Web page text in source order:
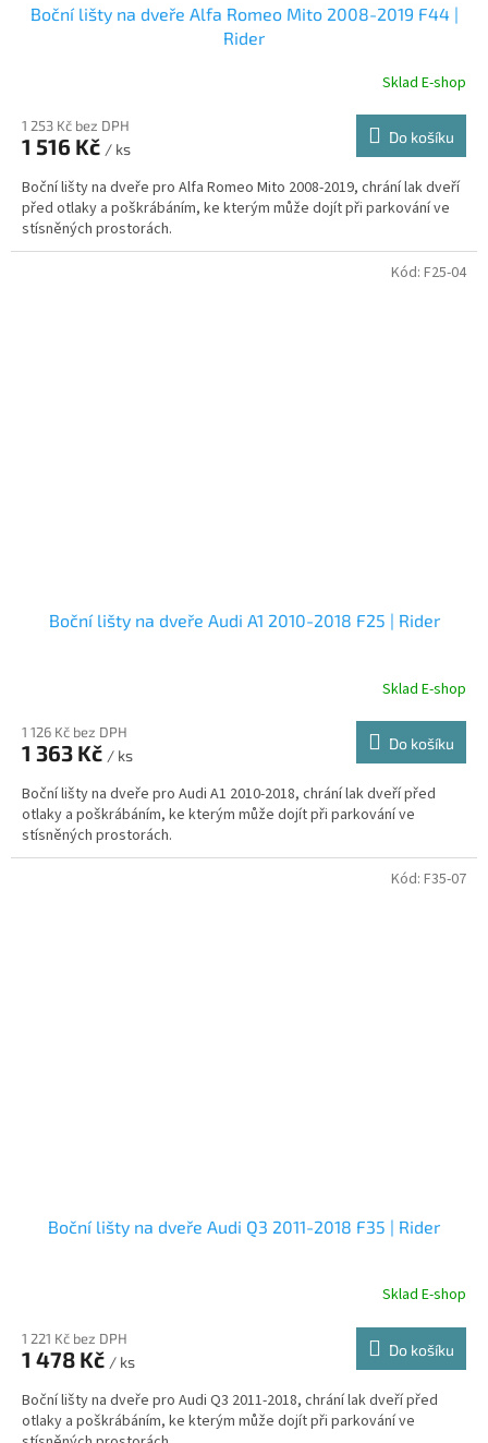
Boční lišty na dveře Alfa Romeo Mito 2008-2019 F44 |
Rider
Sklad E-shop
1 253 Kč bez DPH
1 516 Kč / ks
Do košíku
Boční lišty na dveře pro Alfa Romeo Mito 2008-2019, chrání lak dveří
před otlaky a poškrábáním, ke kterým může dojít při parkování ve
stísněných prostorách.
Boční lišty na dveře Audi A1 2010-2018 F25 | Rider
Sklad E-shop
1 126 Kč bez DPH
1 363 Kč / ks
Do košíku
Boční lišty na dveře pro Audi A1 2010-2018, chrání lak dveří před
otlaky a poškrábáním, ke kterým může dojít při parkování ve
stísněných prostorách.
Kód: F25-04
Boční lišty na dveře Audi Q3 2011-2018 F35 | Rider
Sklad E-shop
1 221 Kč bez DPH
1 478 Kč / ks
Do košíku
Boční lišty na dveře pro Audi Q3 2011-2018, chrání lak dveří před
otlaky a poškrábáním, ke kterým může dojít při parkování ve
Kód: F35-07